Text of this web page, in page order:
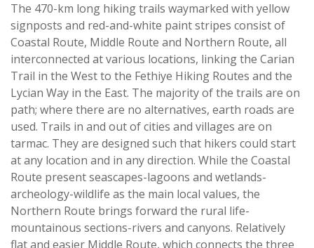
The 470-km long hiking trails waymarked with yellow
signposts and red-and-white paint stripes consist of
Coastal Route, Middle Route and Northern Route, all
interconnected at various locations, linking the Carian
Trail in the West to the Fethiye Hiking Routes and the
Lycian Way in the East. The majority of the trails are on
path; where there are no alternatives, earth roads are
used. Trails in and out of cities and villages are on
tarmac. They are designed such that hikers could start
at any location and in any direction. While the Coastal
Route present seascapes-lagoons and wetlands-
archeology-wildlife as the main local values, the
Northern Route brings forward the rural life-
mountainous sections-rivers and canyons. Relatively
flat and easier Middle Route, which connects the three